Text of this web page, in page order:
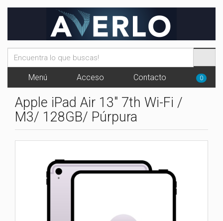
Menú Acceso Contacto 0
Apple iPad Air 13" 7th Wi-Fi /
M3/ 128GB/ Púrpura